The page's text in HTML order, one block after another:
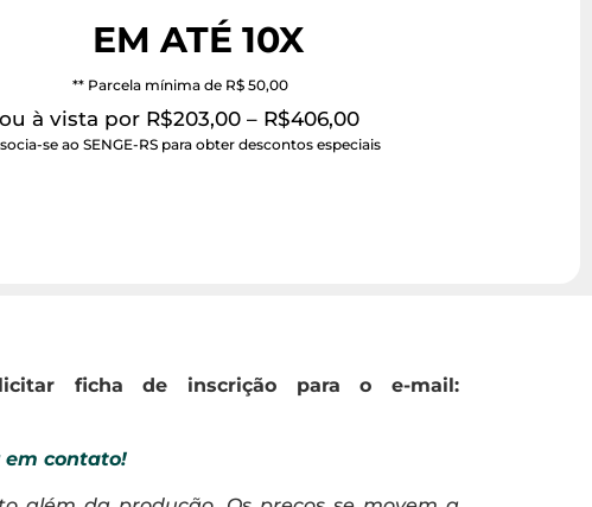
EM ATÉ 10X
** Parcela mínima de R$ 50,00
ou à vista por R$203,00 – R$406,00
se ao SENGE-RS para obter descontos especiais
ficha de inscrição para o e-mail:
contato!